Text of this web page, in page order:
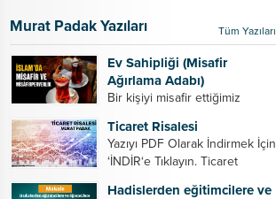
Murat Padak Yazıları Tüm Yazıları
Ev Sahipliği (Misafir
Ağırlama Adabı)
Bir kişiyi misafir ettiğimiz
gereken bazı hususlar. 1.
Davet edeceğiniz kişiyi son
ana bırakmayın. Durumuna
göre bir gün önce, bir hafta
Ticaret Risalesi
Yazıyı PDF Olarak İndirmek İçin
‘İNDİR‘e Tıklayın. Ticaret
Hadislerden eğitimcilere ve